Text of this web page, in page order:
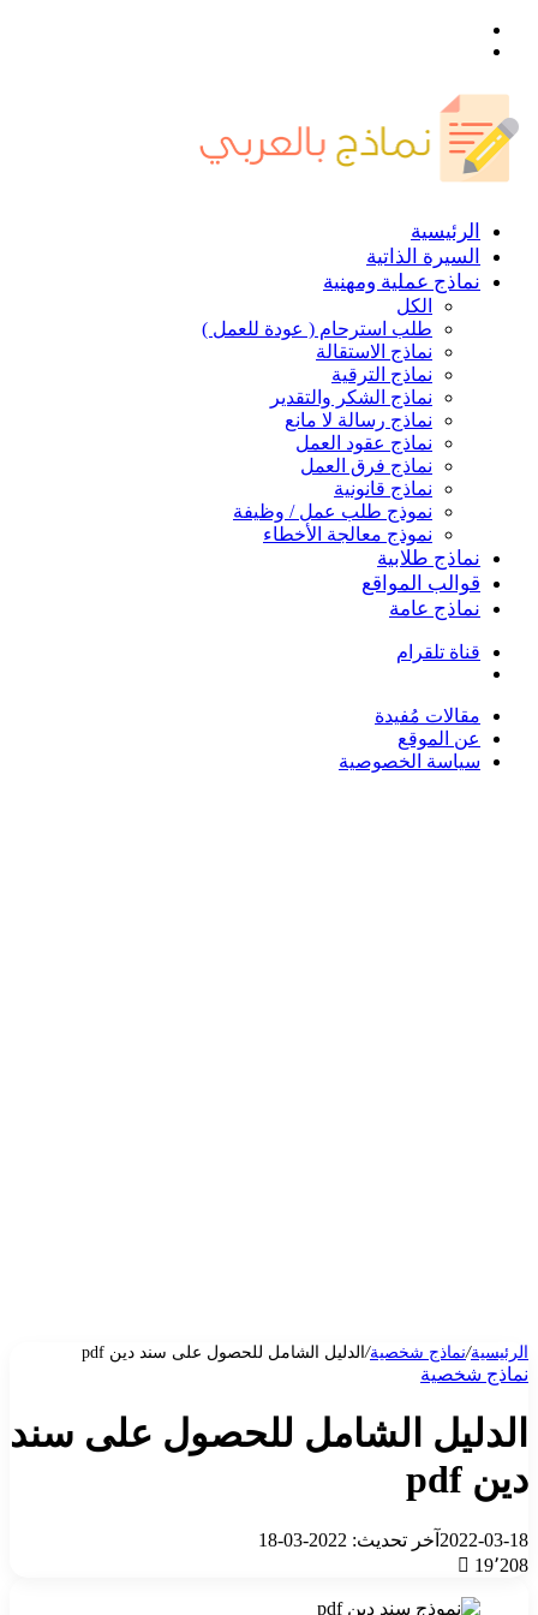
الرئيسية
السيرة الذاتية
نماذج عملية ومهنية
الكل
طلب استرحام ( عودة للعمل )
نماذج الاستقالة
نماذج الترقية
نماذج الشكر والتقدير
نماذج رسالة لا مانع
نماذج عقود العمل
نماذج فرق العمل
نماذج قانونية
نموذج طلب عمل / وظيفة
نموذج معالجة الأخطاء
نماذج طلابية
قوالب المواقع
نماذج عامة
قناة تلقرام
مقالات مُفيدة
عن الموقع
سياسة الخصوصية
الرئيسية/نماذج شخصية/الدليل الشامل للحصول على سند دين pdf
نماذج شخصية
الدليل الشامل للحصول على سند
دين pdf
2022-03-18 آخر تحديث: 2022-03-18
19٬208